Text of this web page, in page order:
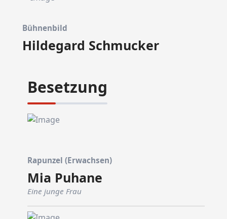
Bühnenbild
Hildegard Schmucker
Besetzung
Rapunzel (Erwachsen)
Mia Puhane
Eine junge Frau